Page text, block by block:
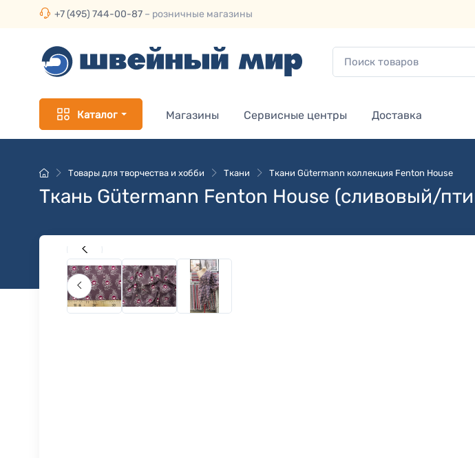
+7 (495) 744-00-87 – розничные магазины
Каталог Магазины Сервисные центры Доставка
Товары для творчества и хобби Ткани Ткани Gütermann коллекция Fenton House
Ткань Gütermann Fenton House (сливовый/